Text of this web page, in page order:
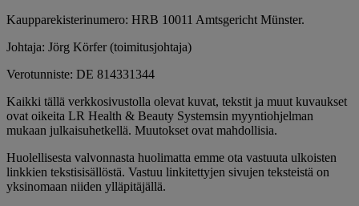
Kaupparekisterinumero: HRB 10011 Amtsgericht Münster.
Johtaja: Jörg Körfer (toimitusjohtaja)
Verotunniste: DE 814331344
Kaikki tällä verkkosivustolla olevat kuvat, tekstit ja muut kuvaukset
ovat oikeita LR Health & Beauty Systemsin myyntiohjelman
mukaan julkaisuhetkellä. Muutokset ovat mahdollisia.
Huolellisesta valvonnasta huolimatta emme ota vastuuta ulkoisten
linkkien tekstisisällöstä. Vastuu linkitettyjen sivujen teksteistä on
yksinomaan niiden ylläpitäjällä.